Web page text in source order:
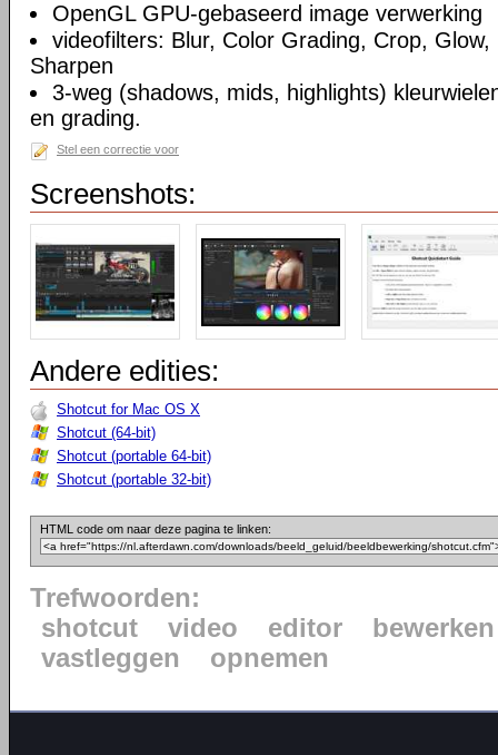
OpenGL GPU-gebaseerd image verwerking
videofilters: Blur, Color Grading, Crop,
Sharpen
3-weg (shadows, mids, highlights)
en grading.
Stel een correctie voor
Screenshots:
Andere edities:
Shotcut for Mac OS X
Shotcut (64-bit)
Shotcut (portable 64-bit)
Shotcut (portable 32-bit)
HTML code om naar deze pagina te linken:
Trefwoorden:
shotcut
video editor
bewerken
vastleggen
opnemen